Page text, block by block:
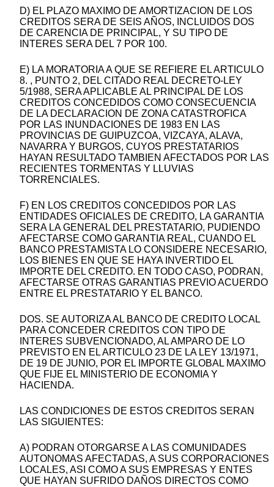
D) EL PLAZO MAXIMO DE AMORTIZACION DE LOS
CREDITOS SERA DE SEIS AÑOS, INCLUIDOS DOS
DE CARENCIA DE PRINCIPAL, Y SU TIPO DE
INTERES SERA DEL 7 POR 100.
E) LA MORATORIA A QUE SE REFIERE EL ARTICULO
8. , PUNTO 2, DEL CITADO REAL DECRETO-LEY
5/1988, SERA APLICABLE AL PRINCIPAL DE LOS
CREDITOS CONCEDIDOS COMO CONSECUENCIA
DE LA DECLARACION DE ZONA CATASTROFICA
POR LAS INUNDACIONES DE 1983 EN LAS
PROVINCIAS DE GUIPUZCOA, VIZCAYA, ALAVA,
NAVARRA Y BURGOS, CUYOS PRESTATARIOS
HAYAN RESULTADO TAMBIEN AFECTADOS POR LAS
RECIENTES TORMENTAS Y LLUVIAS
TORRENCIALES.
F) EN LOS CREDITOS CONCEDIDOS POR LAS
ENTIDADES OFICIALES DE CREDITO, LA GARANTIA
SERA LA GENERAL DEL PRESTATARIO, PUDIENDO
AFECTARSE COMO GARANTIA REAL, CUANDO EL
BANCO PRESTAMISTA LO CONSIDERE NECESARIO,
LOS BIENES EN QUE SE HAYA INVERTIDO EL
IMPORTE DEL CREDITO. EN TODO CASO, PODRAN,
AFECTARSE OTRAS GARANTIAS PREVIO ACUERDO
ENTRE EL PRESTATARIO Y EL BANCO.
DOS. SE AUTORIZA AL BANCO DE CREDITO LOCAL
PARA CONCEDER CREDITOS CON TIPO DE
INTERES SUBVENCIONADO, AL AMPARO DE LO
PREVISTO EN EL ARTICULO 23 DE LA LEY 13/1971,
DE 19 DE JUNIO, POR EL IMPORTE GLOBAL MAXIMO
QUE FIJE EL MINISTERIO DE ECONOMIA Y
HACIENDA.
LAS CONDICIONES DE ESTOS CREDITOS SERAN
LAS SIGUIENTES:
A) PODRAN OTORGARSE A LAS COMUNIDADES
AUTONOMAS AFECTADAS, A SUS CORPORACIONES
LOCALES, ASI COMO A SUS EMPRESAS Y ENTES
QUE HAYAN SUFRIDO DAÑOS DIRECTOS COMO